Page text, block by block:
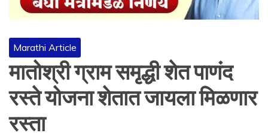
Marathi Article
मातोश्री ग्राम समृद्धी शेत पाणंद
रस्ते योजना शेतात जायला मिळणार
रस्ता